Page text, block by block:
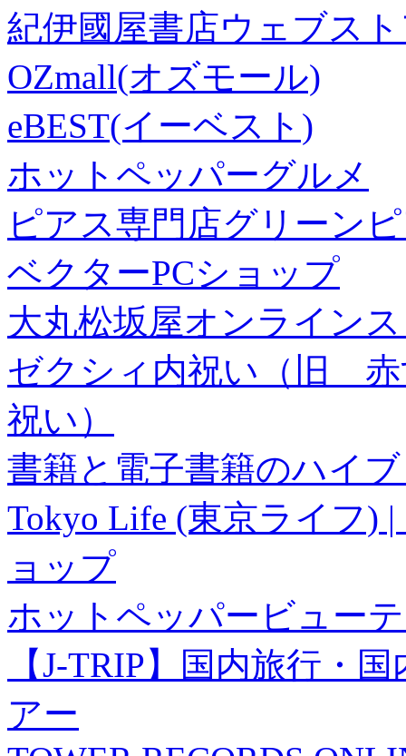
紀伊國屋書店ウェブス
OZmall(オズモール)
eBEST(イーベスト)
ホットペッパーグルメ
ピアス専門店グリーン
ベクターPCショップ
大丸松坂屋オンライン
ゼクシィ内祝い（旧 赤
祝い）
書籍と電子書籍のハイ
Tokyo Life (東京ライフ)
ョップ
ホットペッパービュー
【J-TRIP】国内旅行・
アー